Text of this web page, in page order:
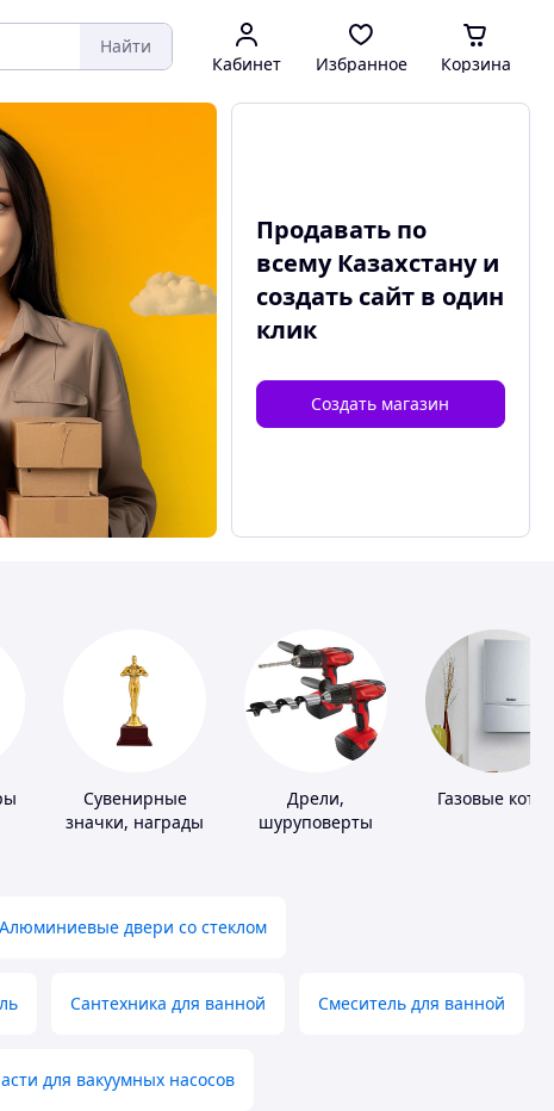
Найти
Кабинет Избранное Корзина
Продавать по
всему Казахстану и
создать сайтв один
клик
Создать магазин
Сувенирные
значки, награды
Дрели,
шуруповерты
Газовые
Алюминиевые двери со стеклом
Сантехника для ванной Смеситель для ванной
для вакуумных насосов